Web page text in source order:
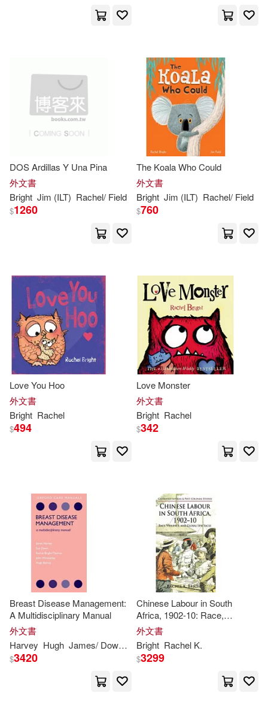
DOS Ardillas Y Una Pina
外文書
Bright Jim (ILT) Rachel/ Field
$1260
The Koala Who Could
外文書
Bright Jim (ILT) Rachel/ Field
$760
Love You Hoo
外文書
Bright Rachel
$494
Love Monster
外文書
Bright Rachel
$342
Breast Disease Management:
A Multidisciplinary Manual
外文書
Harvey Hugh James/ Down John/ Bishop Rachel
$3420
Chinese Labour in South
Africa, 1902-10: Race,
Violence, and Global Spectacle
外文書
Bright Rachel K.
$3299